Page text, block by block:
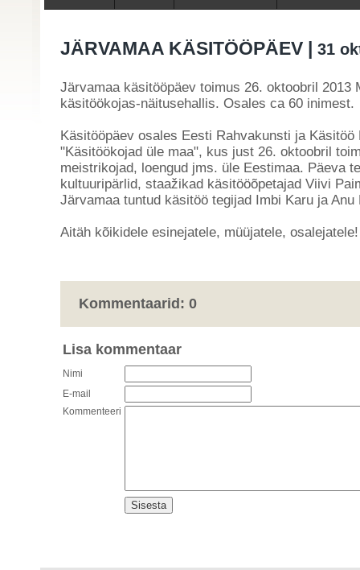
JÄRVAMAA KÄSITÖÖPÄEV | 31
Järvamaa käsitööpäev toimus 26. oktoobril 2013
käsitöökojas-näitusehallis. Osales ca60 inimest.
Käsitööpäev osales Eesti Rahvakunsti ja
"Käsitöökojad üle maa", kus just 26. oktoobril
meistrikojad, loengud jms. üle Eestimaa. Päeva
kultuuripärlid, staažikad käsitööõpetajad Viivi
Järvamaa tuntud käsitöö tegijad Imbi Karu ja Anu
Aitäh kõikidele esinejatele, müüjatele, osalejatele!
Kommentaarid: 0
Lisa kommentaar
Nimi
E-mail
Kommenteeri